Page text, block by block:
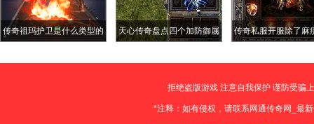
传奇祖玛护卫是什么类型的 天心传奇盘点四个加防御属 传奇私服开服除了麻
拒绝盗版游戏 注意自我保护 谨防受骗
*注释：如有侵权，请联系网通传奇网_最